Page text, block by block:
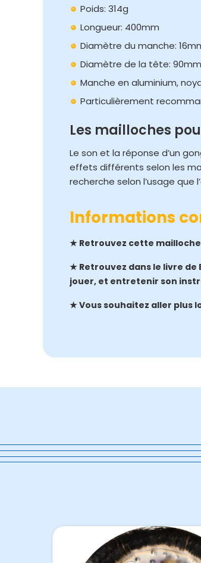
Poids: 314g
Longueur: 400mm
Diamètre du manche:
Diamètre de la tête: 90mm
Manche en aluminium,
Particulièrement
Les mailloches
Le son et la réponse d’un
effets différents selon les
recherche selon l’usage que
Informations
★ Retrouvez cette mailloche
★ Retrouvez dans le livre
jouer, et entretenir son
★ Vous souhaitez aller plus